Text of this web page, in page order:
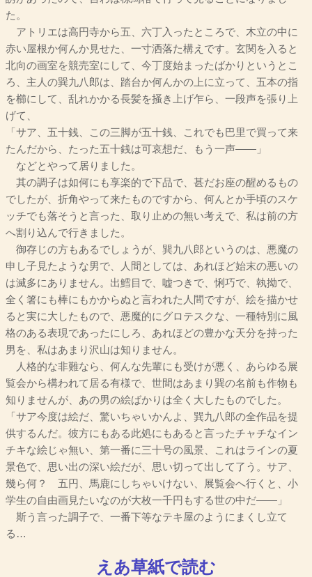
た。
アトリエは高円寺から五、六丁入ったところで、木立の中に
赤い屋根か何んか見せた、一寸洒落た構えです。玄関を入ると
北向の画室を競売室にして、今丁度始まったばかりというとこ
ろ、主人の巽九八郎は、踏台か何んかの上に立って、五本の指
を櫛にして、乱れかかる長髪を掻き上げ乍ら、一段声を張り上
げて、
「サア、五十銭、この三脚が五十銭、これでも巴里で買って来
たんだから、たった五十銭は可哀想だ、もう一声――」
などとやって居りました。
其の調子は如何にも享楽的で下品で、甚だお座の醒めるもの
でしたが、折角やって来たものですから、何んとか手頃のスケ
ッチでも落そうと言った、取り止めの無い考えで、私は前の方
へ割り込んで行きました。
御存じの方もあるでしょうが、巽九八郎というのは、悪魔の
申し子見たような男で、人間としては、あれほど始末の悪いの
は滅多にありません。出鱈目で、嘘つきで、悧巧で、執拗で、
全く箸にも棒にもかからぬと言われた人間ですが、絵を描かせ
ると実に大したもので、悪魔的にグロテスクな、一種特別に風
格のある表現であったにしろ、あれほどの豊かな天分を持った
男を、私はあまり沢山は知りません。
人格的な非難なら、何んな先輩にも受けが悪く、あらゆる展
覧会から構われて居る有様で、世間はあまり巽の名前も作物も
知りませんが、あの男の絵ばかりは全く大したものでした。
「サア今度は絵だ、驚いちゃいかんよ、巽九八郎の全作品を提
供するんだ。彼方にもある此処にもあると言ったチャチなイン
チキな絵じゃ無い、第一番に三十号の風景、これはラインの夏
景色で、思い出の深い絵だが、思い切って出して了う。サア、
幾ら何？ 五円、馬鹿にしちゃいけない、展覧会へ行くと、小
学生の自由画見たいなのが大枚一千円もする世の中だ――」
斯う言った調子で、一番下等なテキ屋のようにまくし立て
る…
えあ草紙で読む